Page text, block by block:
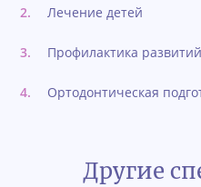
Лечение детей
Профилактика
Ортодонтическая
Другие